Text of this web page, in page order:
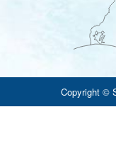
Copyright ©